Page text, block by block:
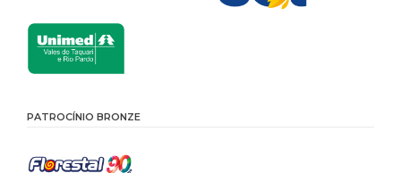
PATROCÍNIO BRONZE